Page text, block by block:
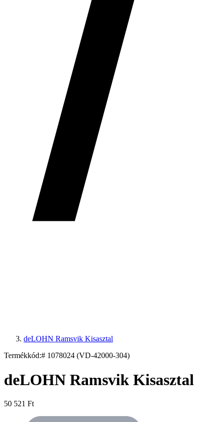
deLOHN Ramsvik Kisasztal
Termékkód:# 1078024 (VD-42000-304)
deLOHN Ramsvik Kisasztal
50 521 Ft